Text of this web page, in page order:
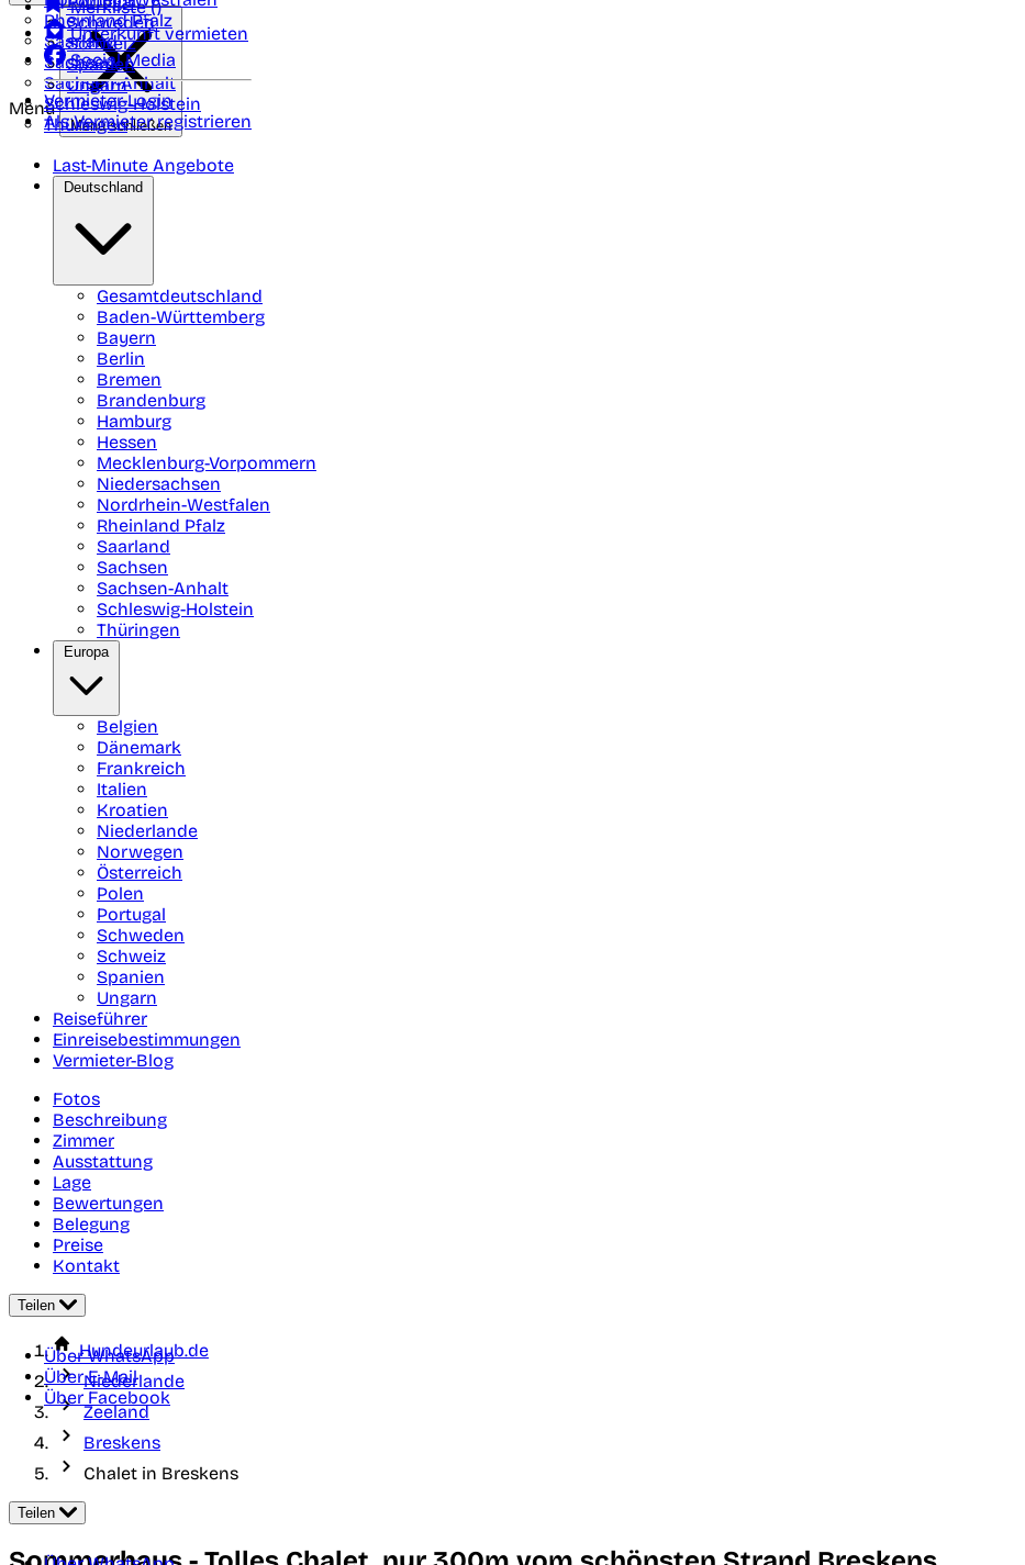
Rheinland Pfalz
Saarland
Sachsen
Sachsen-Anhalt
Schleswig-Holstein
Thüringen
Schweden
Schweiz
Spanien
Ungarn
Merkliste ()
Unterkunft vermieten
Social Media
Vermieter-Login
Als Vermieter registrieren
Menü
Menü schließen
Last-Minute Angebote
Deutschland
Gesamtdeutschland
Baden-Württemberg
Bayern
Berlin
Bremen
Brandenburg
Hamburg
Hessen
Mecklenburg-Vorpommern
Niedersachsen
Nordrhein-Westfalen
Rheinland Pfalz
Saarland
Sachsen
Sachsen-Anhalt
Schleswig-Holstein
Thüringen
Europa
Belgien
Dänemark
Frankreich
Italien
Kroatien
Niederlande
Norwegen
Österreich
Polen
Portugal
Schweden
Schweiz
Spanien
Ungarn
Reiseführer
Einreisebestimmungen
Vermieter-Blog
Fotos
Beschreibung
Zimmer
Ausstattung
Lage
Bewertungen
Belegung
Preise
Kontakt
Teilen
Über WhatsApp
Über E-Mail
Über Facebook
Hundeurlaub.de
Niederlande
Zeeland
Breskens
Chalet in Breskens
Teilen